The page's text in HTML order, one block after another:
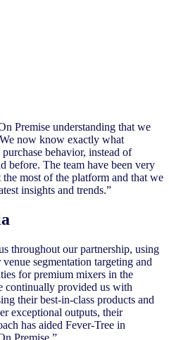
Premise understanding that we
now know exactly what
behavior, instead of
before. The team have been very
most of the platform and that we
insights and trends.”
throughout our partnership, using
segmentation targeting and
for premium mixers in the
continually provided us with
their best-in-class products and
exceptional outputs, their
has aided Fever-Tree in